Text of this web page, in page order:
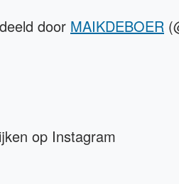
door MAIKDEBOER
op Instagram